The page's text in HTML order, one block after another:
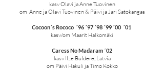
kasv Olavi ja Anne Tuovinen
om Anne ja Olavi Tuovinen & Päivi ja Jari Satokangas
Cocoon´s Rococo ´96 ´97 ´98 ´99 ´00 ´01
kasv/om Maarit Halkomäki
Caress No Madaram ´02
kasv Ilze Buldere, Latvia
om Päivi Hakuli ja Timo Kokko